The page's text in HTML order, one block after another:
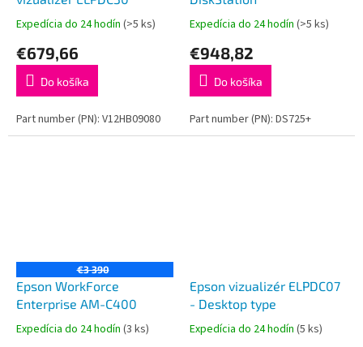
Expedícia do 24 hodín (>5 ks)
€679,66
Do košíka
Part number (PN): V12HB09080
Expedícia do 24 hodín (>5 ks)
€948,82
Do košíka
Part number (PN): DS725+
€3 390
Epson WorkForce
Enterprise AM-C400
Expedícia do 24 hodín (3 ks)
Epson vizualizér ELPDC07
- Desktop type
Expedícia do 24 hodín (5 ks)